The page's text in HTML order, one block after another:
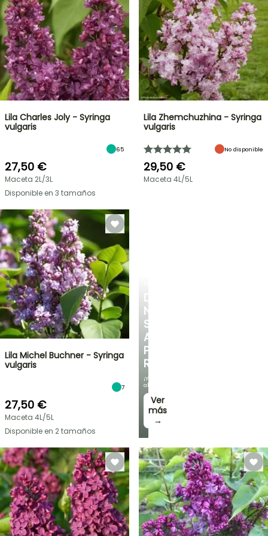
OFERTA
RELÁMPAGO
¡HASTA
UN
30
%
DE
BULBOS
DE
DESCUBRE
NUESTRA
SELECCIÓN
A
PRECIOS
REDUCIDOS
¡Y
ahorra!
Ver
más
→
Lila Charles Joly - Syringa
vulgaris
65
27,50 €
Maceta 2L/3L
Disponible en 3 tamaños
Lila Zhemchuzhina - Syringa
vulgaris
No disponible
29,50 €
Maceta 4L/5L
Lila Michel Buchner - Syringa
vulgaris
7
27,50 €
Maceta 4L/5L
Disponible en 2 tamaños